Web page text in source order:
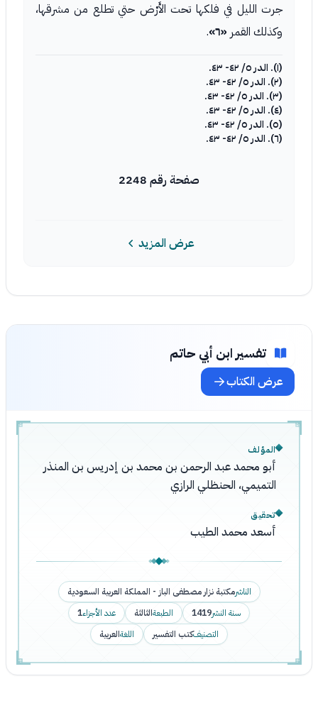
جرت الليل في فلكها تحت الأَرْض حتي تطلع من مشرقها،
وكذلك القمر «٦» .
(١). الدر ٥/ ٤٢- ٤٣.
(٢). الدر ٥/ ٤٢- ٤٣.
(٣). الدر ٥/ ٤٢- ٤٣.
(٤). الدر ٥/ ٤٢- ٤٣.
(٥). الدر ٥/ ٤٢- ٤٣.
(٦). الدر ٥/ ٤٢- ٤٣.
صفحة رقم 2248
عرض المزيد
تفسير ابن أبي حاتم
عرض الكتاب
المؤلف
أبو محمد عبد الرحمن بن محمد بن إدريس بن المنذر
التميمي، الحنظلي الرازي
تحقيق
أسعد محمد الطيب
الناشرمكتبة نزار مصطفى الباز - المملكة العربية السعودية
سنة النشر1419 الطبعةالثالثة عدد الأجزاء1
التصنيفكتب التفسير اللغةالعربية